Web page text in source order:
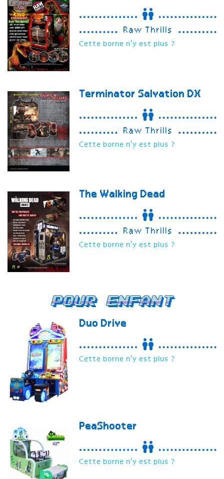
Raw Thrills
Cette borne n'y est plus ?
Terminator SalvationDX
Raw Thrills
Cette borne n'y est plus ?
The Walking Dead
Raw Thrills
Cette borne n'y est plus ?
Pour enfant
Duo Drive
Cette borne n'y est plus ?
PeaShooter
Cette borne n'y est plus ?